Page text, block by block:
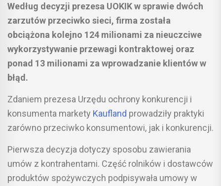
Według decyzji prezesa UOKIK w sprawie dwóch
zarzutów przeciwko sieci, firma została
obciążona kolejno 124 milionami za nieuczciwe
wykorzystywanie przewagi kontraktowej oraz
ponad 13 milionami za wprowadzanie klientów w
błąd.
Zdaniem prezesa Urzędu ochrony konkurencji i
konsumenta markety Kaufland prowadziły praktyki
zarówno przeciwko konsumentowi, jak i konkurencji.
Pierwsza decyzja dotyczy sposobu zawierania
umów z kontrahentami. Część rolników i dostawców
produktów spożywczych podpisywała umowy w